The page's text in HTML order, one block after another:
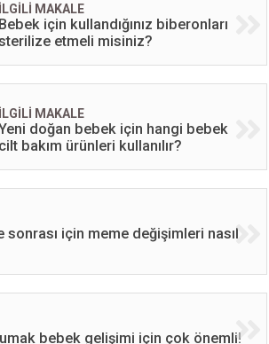
İLGİLİ MAKALE
Bebek için kullandığınız biberonları
etmeli misiniz?
İLGİLİ MAKALE
doğan bebek için hangi bebek
cilt bakım ürünleri kullanılır?
sonrası için meme değişimleri nasıl
bebek gelişimi için çok önemli!